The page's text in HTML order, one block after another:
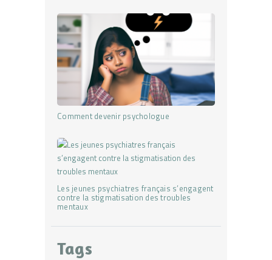
Comment devenir psychologue
Les jeunes psychiatres français s’engagent
contre la stigmatisation des troubles
mentaux
Tags